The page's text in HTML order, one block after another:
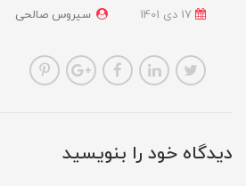
سیروس صالحی
دیدگاه خود را بنویسید